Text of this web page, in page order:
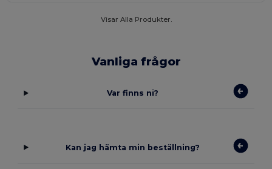
Visar Alla Produkter.
Vanliga frågor
Var finns ni?
Kan jag hämta min beställning?